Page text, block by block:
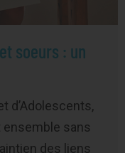
soeurs : un
d’Adolescents,
sans
des liens